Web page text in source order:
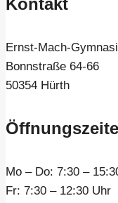
Ernst-Mach-
Bonnstraße 64-66
50354 Hürth
Mo – Do: 7:30 –
Fr: 7:30 – 12:30 Uhr